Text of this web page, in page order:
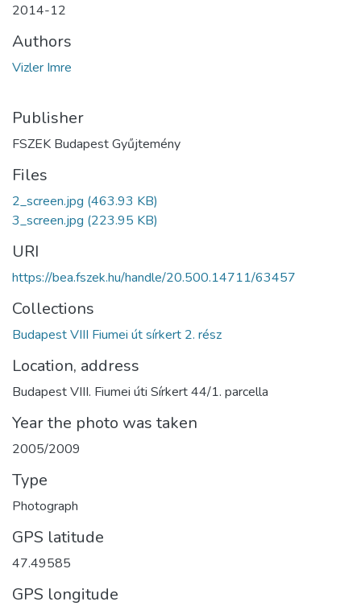
2014-12
Authors
Vizler Imre
Publisher
FSZEK Budapest Gyűjtemény
Files
2_screen.jpg (463.93 KB)
3_screen.jpg (223.95 KB)
URI
https://bea.fszek.hu/handle/20.500.14711/63457
Collections
Budapest VIII Fiumei út sírkert 2. rész
Location, address
Budapest VIII. Fiumei úti Sírkert 44/1. parcella
Year the photo was taken
2005/2009
Type
Photograph
GPS latitude
47.49585
GPS longitude